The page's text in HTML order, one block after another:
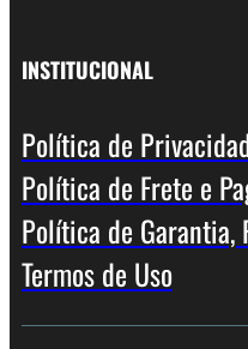
INSTITUCIONAL
Política de
Política de Frete e
Política de Garantia,
Termos de Uso